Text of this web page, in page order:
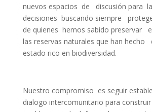
nuevos espacios de discusión para
decisiones buscando siempre
de quienes hemos sabido preservar
las reservas naturales que han hecho
estado rico en biodiversidad.
Nuestro compromiso es seguir
dialogo intercomunitario para